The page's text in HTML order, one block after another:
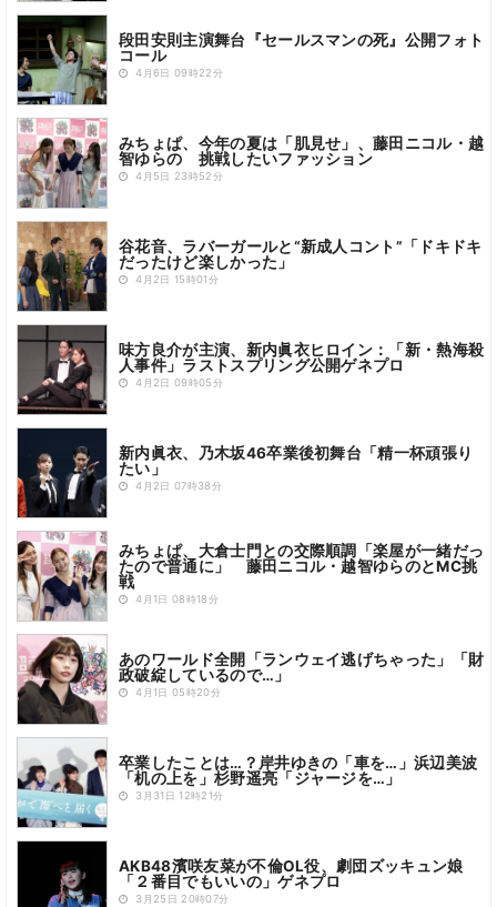
段田安則主演舞台『セールスマンの死』公開フォト
コール
4月6日 09時22分
みちょぱ、今年の夏は「肌見せ」、藤田ニコル・越
智ゆらの 挑戦したいファッション
4月5日 23時52分
谷花音、ラバーガールと“新成人コント”「ドキドキ
だったけど楽しかった」
4月2日 15時01分
味方良介が主演、新内眞衣ヒロイン：「新・熱海殺
人事件」ラストスプリング公開ゲネプロ
4月2日 09時05分
新内眞衣、乃木坂46卒業後初舞台「精一杯頑張り
たい」
4月2日 07時38分
みちょぱ、大倉士門との交際順調「楽屋が一緒だっ
たので普通に」 藤田ニコル・越智ゆらのとMC挑
戦
4月1日 08時18分
あのワールド全開「ランウェイ逃げちゃった」「財
政破綻しているので…」
4月1日 05時20分
卒業したことは…？岸井ゆきの「車を…」浜辺美波
「机の上を」杉野遥亮「ジャージを…」
3月31日 12時21分
AKB48濱咲友菜が不倫OL役、劇団ズッキュン娘
「２番目でもいいの」ゲネプロ
3月25日 20時07分